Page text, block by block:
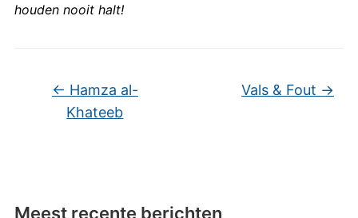
houden nooit halt!
← Hamza al-
Khateeb
Vals & Fout →
Meest recente berichten